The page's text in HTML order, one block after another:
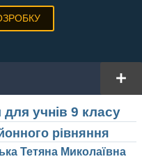
учнів 9 класу
рівняння
Тетяна Миколаївна